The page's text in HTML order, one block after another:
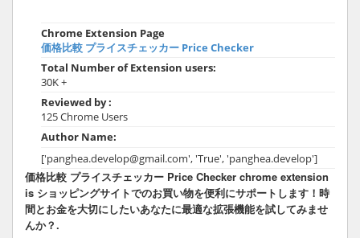
Chrome Extension Page
価格比較 プライスチェッカー Price Checker
Total Number of Extension users:
30K +
Reviewed by :
125 Chrome Users
Author Name:
['panghea.develop@gmail.com', 'True', 'panghea.develop']
価格比較 プライスチェッカー Price Checker chrome extension
is ショッピングサイトでのお買い物を便利にサポートします！時
間とお金を大切にしたいあなたに最適な拡張機能を試してみませ
んか？.